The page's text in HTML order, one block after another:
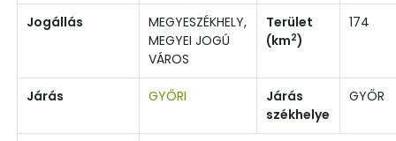
Jogállás
MEGYESZÉKHELY,
MEGYEI JOGÚ
VÁROS
Terület
(km2)
174
Járás GYŐRI
Járás
székhelye
GYŐR